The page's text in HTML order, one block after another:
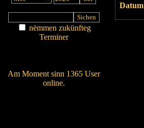
nëmmen zukünfteg
Terminer
Am Moment sinn 1365 User
online.
Datum